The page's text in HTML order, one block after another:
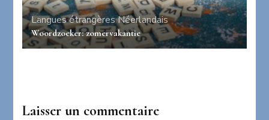
Langues étrangèresNéerlandais
Woordzoeker: zomervakantie
Laisser un commentaire